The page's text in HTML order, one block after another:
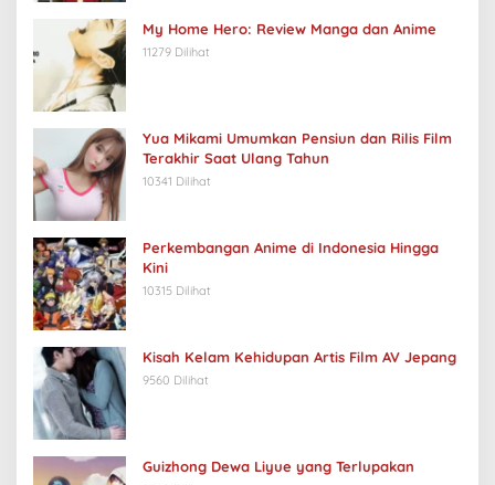
My Home Hero: Review Manga dan Anime
11279 Dilihat
Yua Mikami Umumkan Pensiun dan Rilis Film
Terakhir Saat Ulang Tahun
10341 Dilihat
Perkembangan Anime di Indonesia Hingga
Kini
10315 Dilihat
Kisah Kelam Kehidupan Artis Film AV Jepang
9560 Dilihat
Guizhong Dewa Liyue yang Terlupakan